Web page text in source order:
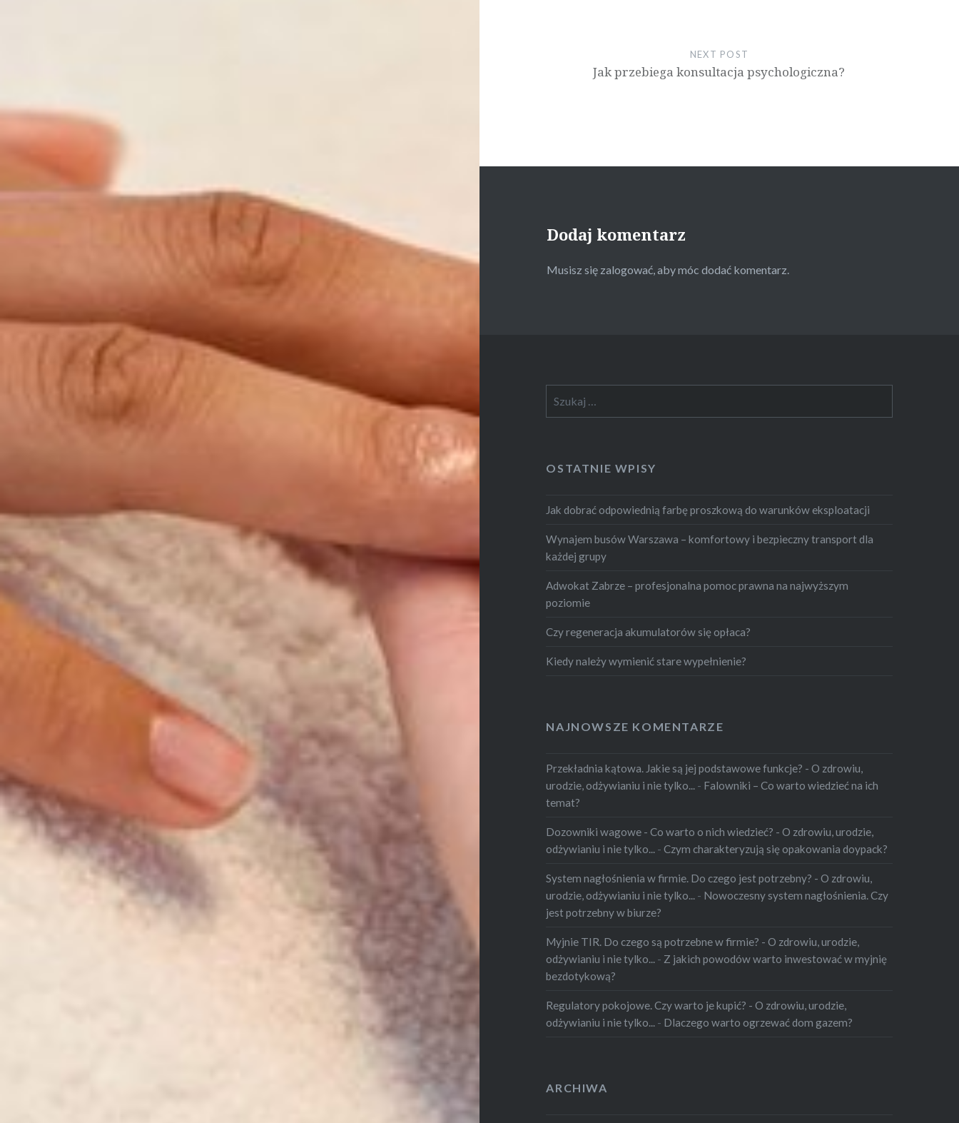
NEXT POST
Jak przebiega konsultacja psychologiczna?
Dodaj komentarz
Musisz się zalogować, aby móc dodać komentarz.
OSTATNIE WPISY
Jak dobrać odpowiednią farbę proszkową do warunków eksploatacji
Wynajem busów Warszawa – komfortowy i bezpieczny transport dla
każdej grupy
Adwokat Zabrze – profesjonalna pomoc prawna na najwyższym
poziomie
Czy regeneracja akumulatorów się opłaca?
Kiedy należy wymienić stare wypełnienie?
NAJNOWSZE KOMENTARZE
Przekładnia kątowa. Jakie są jej podstawowe funkcje? - O zdrowiu,
urodzie, odżywianiu i nie tylko... - Falowniki – Co warto wiedzieć na ich
temat?
Dozowniki wagowe - Co warto o nich wiedzieć? - O zdrowiu, urodzie,
odżywianiu i nie tylko... -Czym charakteryzują się opakowania doypack?
System nagłośnienia w firmie. Do czego jest potrzebny? - O zdrowiu,
urodzie, odżywianiu i nie tylko... - Nowoczesny system nagłośnienia. Czy
jest potrzebny w biurze?
Myjnie TIR. Do czego są potrzebne w firmie? - O zdrowiu, urodzie,
odżywianiu i nie tylko... - Z jakich powodów warto inwestować w myjnię
bezdotykową?
Regulatory pokojowe. Czy warto je kupić? - O zdrowiu, urodzie,
odżywianiu i nie tylko... - Dlaczego warto ogrzewać dom gazem?
ARCHIWA